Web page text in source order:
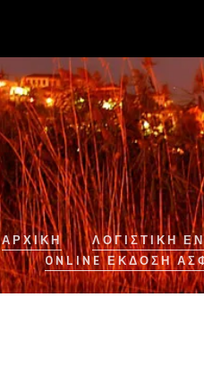
ΑΡΧΙΚΉ ΛΟΓΙΣΤΙΚΉ
ONLINE ΈΚΔΟΣΗ